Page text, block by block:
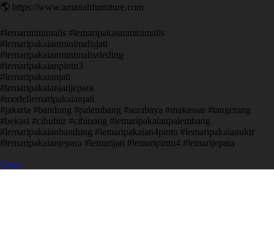
🌎 https://www.amanahfurniture.com
#lemariminimalis #lemaripakaianminimalis
#lemaripakaianminimalisjati
#lemaripakaianminimalissleding
#lemaripakaianpintu3
#lemaripakaianjati
#lemaripakaianjatijepara
#modellemaripakaianjati
#jakarta #bandung #palembang #surabaya #makassar #tangerang
#bekasi #cibubur #cibinong #lemaripakaianpalembang
#lemaripakaianbandung #lemaripakaian4pintu #lemaripakaianukir
#lemaripakaianjepara #lemarijati #lemaripintu4 #lemarijepara
Open